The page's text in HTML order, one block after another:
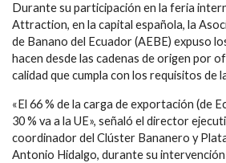
Durante su participación en la feria
Attraction, en la capital española, la
de Banano del Ecuador (AEBE) expuso
hacen desde las cadenas de origen por
calidad que cumpla con los requisitos de
«El 66 % de la carga de exportación (de
30 % va a la UE», señaló el director
coordinador del Clúster Bananero y
Antonio Hidalgo, durante su